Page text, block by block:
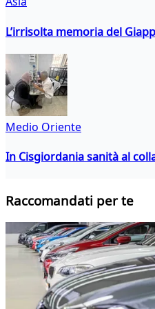
L’irrisolta memoria del
Medio Oriente
In Cisgiordania sanità al
Raccomandati per te